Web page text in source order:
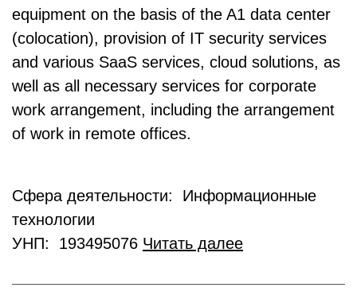
equipment on the basis of the A1 data center
(colocation), provision of IT security services
and various SaaS services, cloud solutions, as
well as all necessary services for corporate
work arrangement, including the arrangement
of work in remote offices.
Сфера деятельности: Информационные
технологии
УНП: 193495076 Читать далее